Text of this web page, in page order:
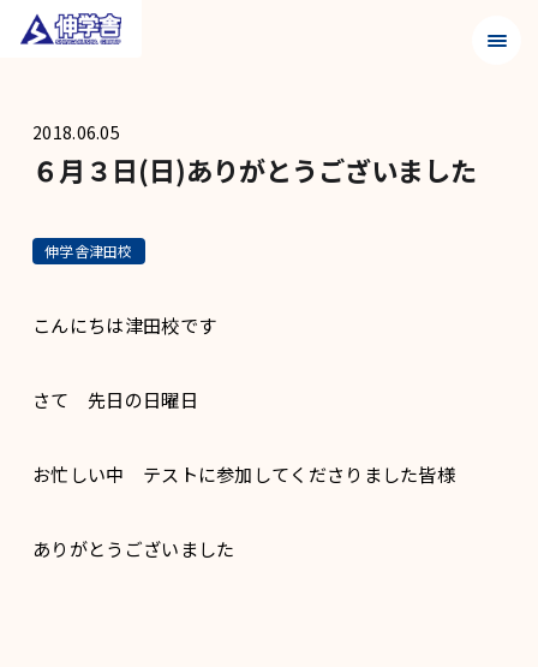
メニ
2018.06.05
６月３日(日)ありがとうございました
伸学舎津田校
こんにちは津田校です
さて 先日の日曜日
お忙しい中 テストに参加してくださりました皆様
ありがとうございました